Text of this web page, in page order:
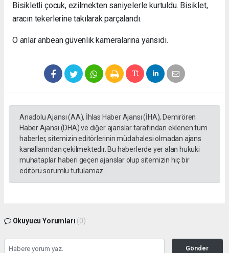
Bisikletli çocuk, ezilmekten saniyelerle kurtuldu. Bisiklet,
aracın tekerlerine takılarak parçalandı.
O anlar anbean güvenlik kameralarına yansıdı.
Anadolu Ajansı (AA), İhlas Haber Ajansı (İHA), Demirören
Haber Ajansı (DHA) ve diğer ajanslar tarafından eklenen tüm
haberler, sitemizin editörlerinin müdahalesi olmadan ajans
kanallarından çekilmektedir. Bu haberlerde yer alan hukuki
muhataplar haberi geçen ajanslar olup sitemizin hiç bir
editörü sorumlu tutulamaz...
Okuyucu Yorumları (0)
Gönder